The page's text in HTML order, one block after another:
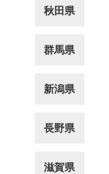
秋田県
群馬県
新潟県
長野県
滋賀県